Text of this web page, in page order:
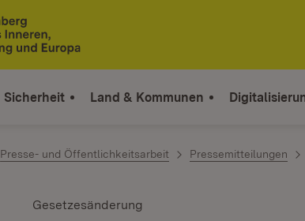
Sicherheit Land & Kommunen
Presse- und Öffentlichkeitsarbeit Pressemitteilungen
Gesetzesänderung